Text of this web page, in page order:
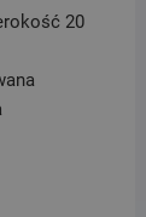
20